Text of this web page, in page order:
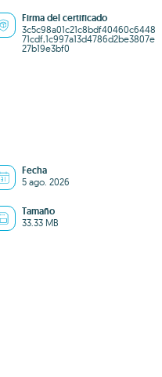
Firma del certificado
3c5c98a01c21c8bdf40460c6448
71cdf,1c997a13d4786d2be3807e
27b19e3bf0
Fecha
5 ago. 2026
Tamaño
33.33 MB